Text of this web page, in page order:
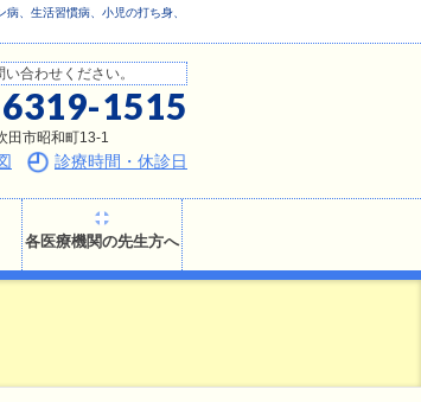
、生活習慣病、小児の打ち身、
合わせください。
1515
田市昭和町13-1
診療時間・休診日
各医療機関の先生方へ